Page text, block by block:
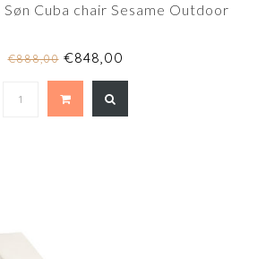
Søn Cuba chair Sesame Outdoor
€888,00€848,00